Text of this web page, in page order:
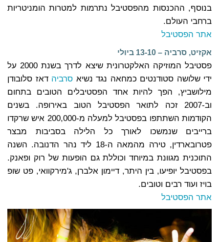
בנוסף, ההכנסות מהפסטיבל נתרמות למטרות הומניטריות
ברחבי העולם.
אתר הפסטיבל
אקזיט, סרביה – 13-10 ביולי
פסטיבל המוזיקה האלקטרונית שיצא לדרך בשנת 2000 על
ידי שלושה סטודנטים כמחאה נגד נשיא סרביה דאז סלובודן
מילושביץ, הפך להיות אחד הפסטיבלים הטובים בתחום
וב-2007 זכה לתואר הפסטיבל הטוב באירופה. בשנים
הקודמות השתתפו בפסטיבל למעלה מ-200,000 איש שרקדו
ברייבים שנמשכו לאורך כל הלילה בסביבות מבצר
פטרובארדין, טירה מהמאה ה-18 ליד נהר הדנובה. השנה
התוכנית מגוונת במיוחד וכוללת גם הופעות של רוק ופאנק.
בפסטיבל יופיעו, בין היתר, דיימון אלברן, ג'מירקוואי, פט שופ
בויז ועוד רבים וטובים.
אתר הפסטיבל